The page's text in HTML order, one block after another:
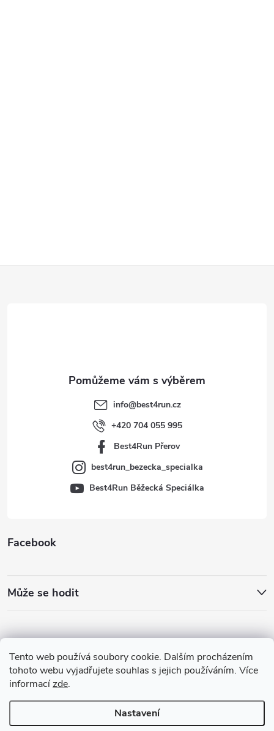
Tento web používá soubory cookie. Dalším procházením
tohoto webu vyjadřujete souhlas s jejich používáním. Více
informacízde.
Nastavení
Facebook
Může se hodit
info@best4run.cz
+420 704 055 995
Best4Run Přerov
best4run_bezecka_specialka
Best4Run Běžecká Speciálka